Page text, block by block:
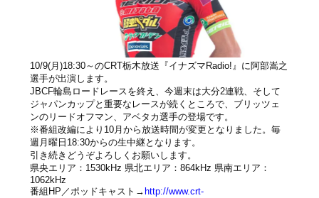
10/9(月)18:30～のCRT栃木放送『イナズマRadio!』に阿部嵩之
選手が出演します。
JBCF輪島ロードレースを終え、今週末は大分2連戦、そして
ジャパンカップと重要なレースが続くところで、ブリッツェ
ンのリードオフマン、アベタカ選手の登場です。
※番組改編により10月から放送時間が変更となりました。毎
週月曜日18:30からの生中継となります。
引き続きどうぞよろしくお願いします。
県央エリア：1530kHz 県北エリア：864kHz 県南エリア：
1062kHz
番組HP／ポッドキャスト→ http://www.crt-